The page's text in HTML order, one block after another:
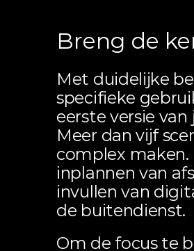
Breng de
Met duidelijke
specifieke
eerste versie
Meer dan vijf
complex
inplannen van
invullen van
de buitendienst.